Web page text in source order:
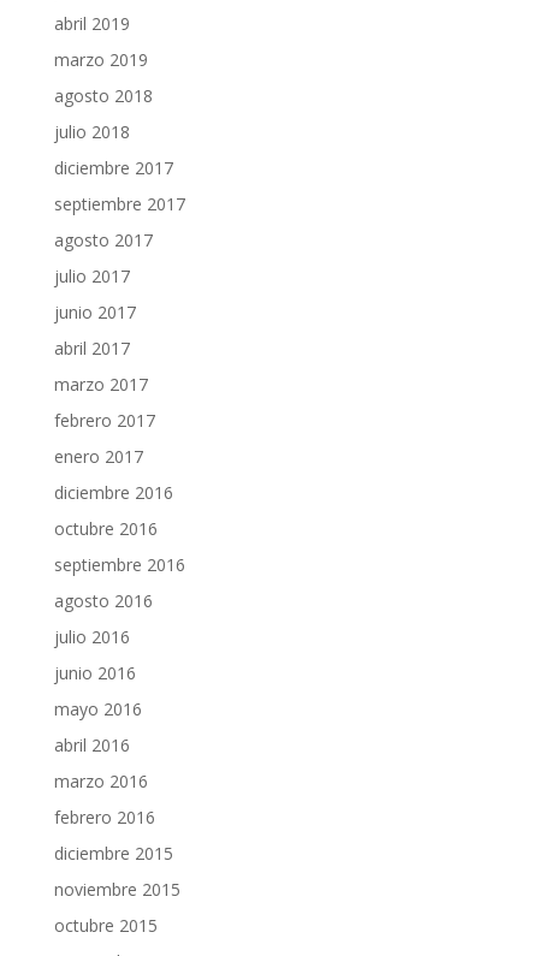
abril 2019
marzo 2019
agosto 2018
julio 2018
diciembre 2017
septiembre 2017
agosto 2017
julio 2017
junio 2017
abril 2017
marzo 2017
febrero 2017
enero 2017
diciembre 2016
octubre 2016
septiembre 2016
agosto 2016
julio 2016
junio 2016
mayo 2016
abril 2016
marzo 2016
febrero 2016
diciembre 2015
noviembre 2015
octubre 2015